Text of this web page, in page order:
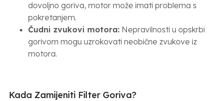
dovoljno goriva, motor može imati problema s
pokretanjem.
Čudni zvukovi motora:Nepravilnosti u opskrbi
gorivom mogu uzrokovati neobične zvukove iz
motora.
Kada Zamijeniti Filter Goriva?